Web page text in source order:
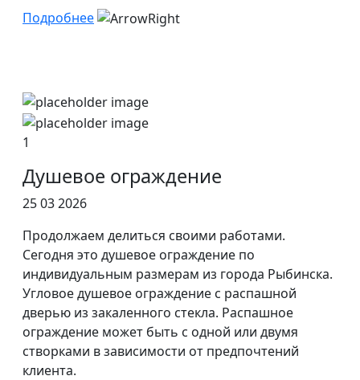
Подробнее
1
Душевое ограждение
25 03 2026
Продолжаем делиться своими работами.
Сегодня это душевое ограждение по
индивидуальным размерам из города Рыбинска.
Угловое душевое ограждение с распашной
дверью из закаленного стекла. Распашное
ограждение может быть с одной или двумя
створками в зависимости от предпочтений
клиента.